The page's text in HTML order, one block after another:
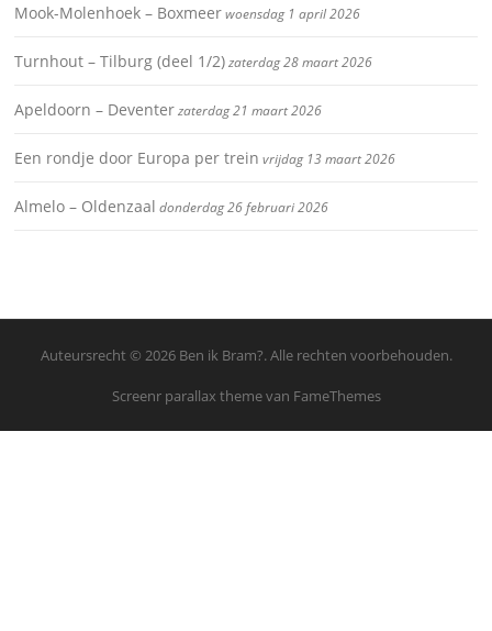
Mook-Molenhoek – Boxmeerwoensdag 1 april 2026
Turnhout – Tilburg (deel 1/2)zaterdag 28 maart 2026
Apeldoorn – Deventerzaterdag 21 maart 2026
Een rondje door Europa per trein vrijdag 13 maart 2026
Almelo – Oldenzaal donderdag 26 februari 2026
Auteursrecht © 2026 Ben ik Bram?. Alle rechten voorbehouden.
Screenr parallax themevan FameThemes